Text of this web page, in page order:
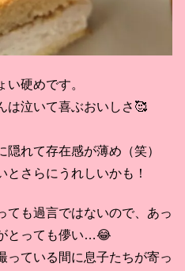
硬めです。
は泣いて喜ぶおいしさ🥰
れて存在感が薄め（笑）
とさらにうれしいかも！
ても過言ではないので、あっ
とっても儚い…😂
っている間に息子たちが寄っ